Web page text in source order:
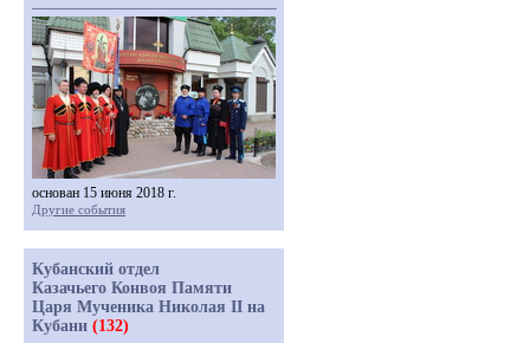
основан 15 июня 2018 г.
Другие события
Кубанский отдел
Казачьего Конвоя Памяти
Царя Мученика Николая II на
Кубани (132)